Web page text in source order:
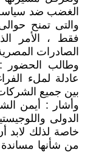
الغضب ضد
فقط ، الأمر
الصادرات
وطالب الحضور
عادلة لملء
بين جميع
وأشار : أيمن
الدولى
خاصة لذلك لابد
من شأنها مساندة